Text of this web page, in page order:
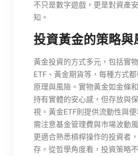
不只是數字遊戲，更是對資產
知。
投資黃金的策略與
黃金投資的方式多元，包括實
ETF、黃金期貨等，每種方式
原理與風險。實物黃金如金條
持有實體的安心感，但存放與
視。黃金ETF則提供流動性與
需注意基金管理費與市場波動
更適合熟悉槓桿操作的投資者
存。從哲學角度看，投資策略